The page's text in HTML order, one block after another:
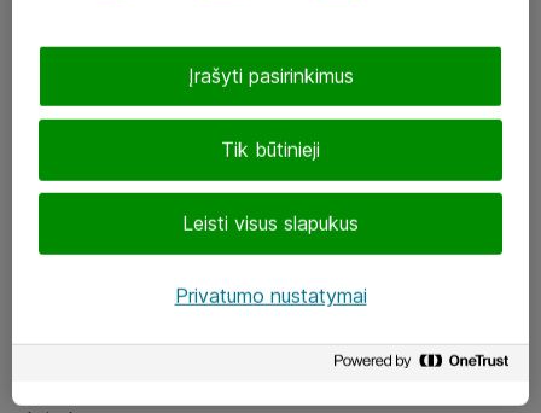
LinkedIn
Tik būtinieji
Leisti visus slapukus
Įrašyti pasirinkimus
Privatumo nustatymai